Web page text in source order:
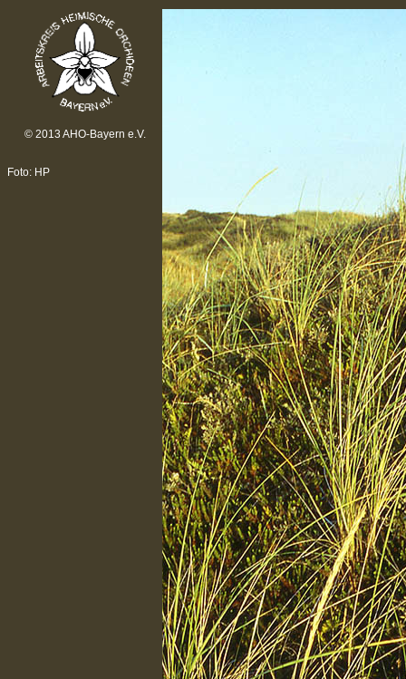
© 2013 AHO-Bayern e.V.
Foto: HP